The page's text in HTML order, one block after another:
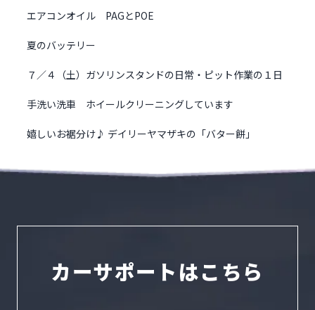
エアコンオイル PAGとPOE
夏のバッテリー
７／４（土）ガソリンスタンドの日常・ピット作業の１日
手洗い洗車 ホイールクリーニングしています
嬉しいお裾分け♪ デイリーヤマザキの「バター餅」
カーサポートはこちら